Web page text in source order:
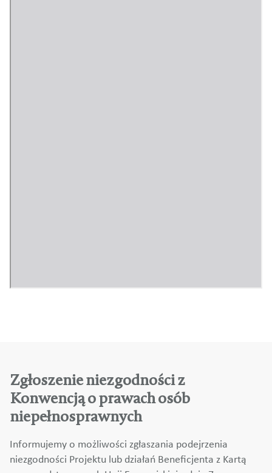
Zgłoszenie niezgodności z
Konwencją o prawach osób
niepełnosprawnych
Informujemy o możliwości zgłaszania podejrzenia
niezgodności Projektu lub działań Beneficjenta z Kartą